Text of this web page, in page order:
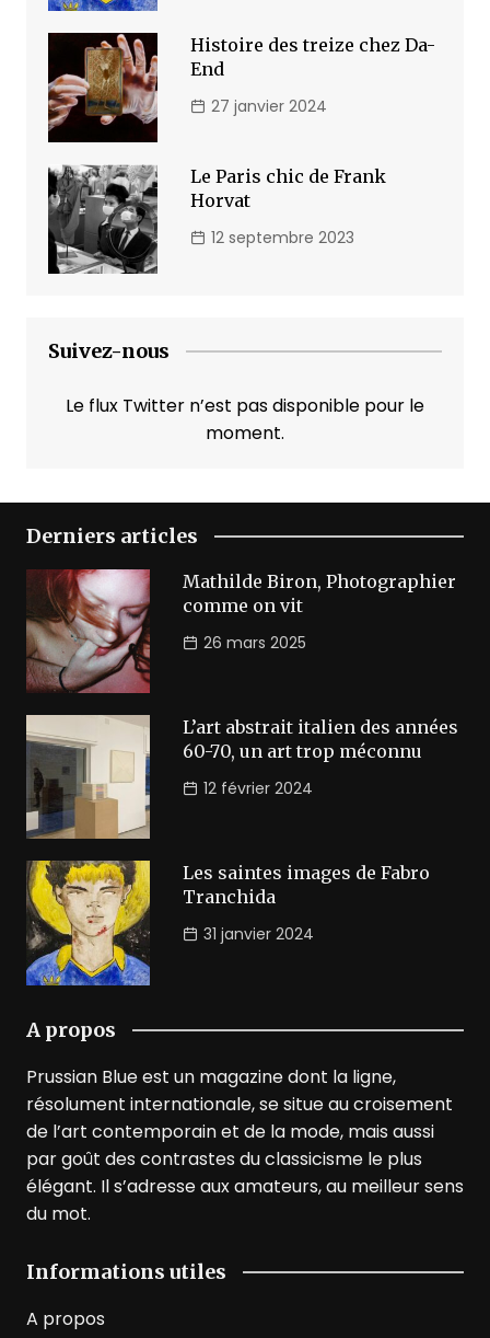
Histoire des treize chez Da-
End
27 janvier 2024
Le Paris chic de Frank
Horvat
12 septembre 2023
Suivez-nous
Le flux Twitter n’est pas disponible pour le
moment.
Derniers articles
Mathilde Biron, Photographier
comme on vit
26 mars 2025
L’art abstrait italien des années
60-70, un art trop méconnu
12 février 2024
Les saintes images de Fabro
Tranchida
31 janvier 2024
A propos
Prussian Blue est un magazine dont la ligne,
résolument internationale, se situe au croisement
de l’art contemporain et de la mode, mais aussi
par goût des contrastes du classicisme le plus
élégant. Il s’adresse aux amateurs, au meilleur sens
du mot.
Informations utiles
A propos